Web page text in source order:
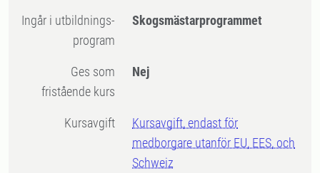
Ingår i utbildnings-
program
Skogsmästarprogrammet
Ges som
fristående kurs
Nej
Kursavgift
Kursavgift, endast för
medborgare utanför EU, EES, och
Schweiz